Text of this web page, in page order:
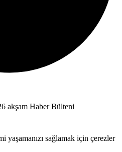
akşam Haber Bülteni
yaşamanızı sağlamak için çerezler